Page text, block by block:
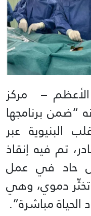
– مركز
“ضمن برنامجها
البنيوية عبر
تم فيه إنقاذ
حاد في عمل
دموي، وهي
مباشرة”.